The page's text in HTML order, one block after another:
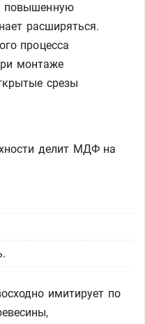
повышенную
расширяться.
процесса
монтаже
срезы
делит МДФ на
имитирует по